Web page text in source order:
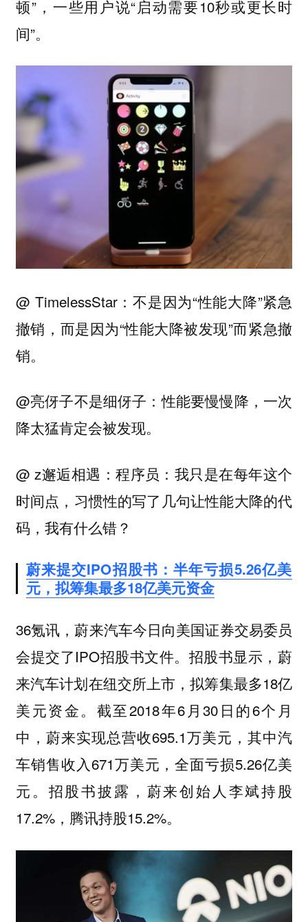
顿”，一些用户说“启动需要10秒或更长时
间”。
@ TimelessStar：不是因为“性能大降”紧急
撤销，而是因为“性能大降被发现”而紧急撤
销。
@亮伢子不是细伢子：性能要慢慢降，一次
降太猛肯定会被发现。
@ z邂逅相遇：程序员：我只是在每年这个
时间点，习惯性的写了几句让性能大降的代
码，我有什么错？
蔚来提交IPO招股书：半年亏损5.26亿美
元，拟筹集最多18亿美元资金
36氪讯，蔚来汽车今日向美国证券交易委员
会提交了IPO招股书文件。招股书显示，蔚
来汽车计划在纽交所上市，拟筹集最多18亿
美元资金。截至2018年6月30日的6个月
中，蔚来实现总营收695.1万美元，其中汽
车销售收入671万美元，全面亏损5.26亿美
元。招股书披露，蔚来创始人李斌持股
17.2%，腾讯持股15.2%。